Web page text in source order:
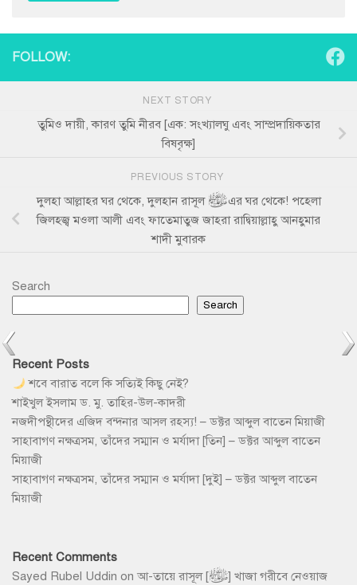
FOLLOW:
NEXT STORY
তুমিও দায়ী, কারণ তুমি নীরব [এক: সংখ্যালঘু এবং সাম্প্রদায়িকতার
বিষবৃক্ষ]
PREVIOUS STORY
দুলহা আল্লাহর ঘর থেকে, দুলহান রাসূল ﷺ এর ঘর থেকে! পহেলা
জিলহজ্ব মওলা আলী এবং ফাতেমাতুজ জাহরা রাদ্বিয়াল্লাহু আনহুমার
শাদী মুবারক
Search
Search
Recent Posts
শবে বারাত বলে কি সত্যিই কিছু নেই?
শাইখুল ইসলাম ড. মু. তাহির-উল-কাদরী
নজদীপন্থীদের এজিদ বন্দনার আসল রহস্য! – ডক্টর আব্দুল বাতেন মিয়াজী
সাহাবাগণ নক্ষত্রসম, তাঁদের সম্মান ও মর্যাদা [তিন] – ডক্টর আব্দুল বাতেন
মিয়াজী
সাহাবাগণ নক্ষত্রসম, তাঁদের সম্মান ও মর্যাদা [দুই] – ডক্টর আব্দুল বাতেন
মিয়াজী
Recent Comments
Sayed Rubel Uddin on আ-তায়ে রাসূল [ﷺ] খাজা গরীবে নেওয়াজ